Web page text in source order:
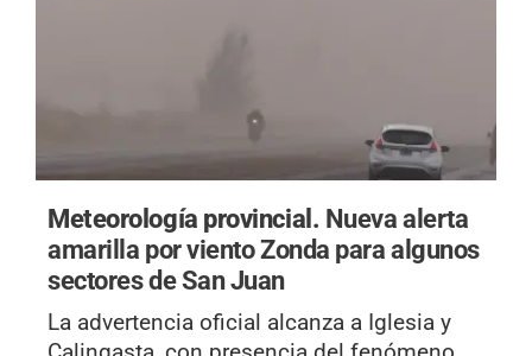
Meteorología provincial. Nueva alerta
amarilla por viento Zonda para algunos
sectores de San Juan
La advertencia oficial alcanza a Iglesia y